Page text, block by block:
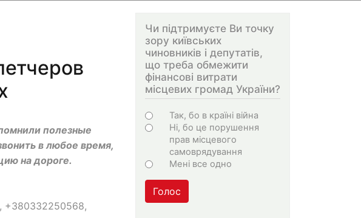
полезные
в любое время,
на дороге.
+380332250568,
Чи підтримуєте Ви точку
зору київських
чиновників і депутатів,
що треба обмежити
фінансові витрати
місцевих громад України?
Choices
Так, бо в країні війна
Ні, бо це порушення
прав місцевого
самоврядування
Мені все одно
Голос